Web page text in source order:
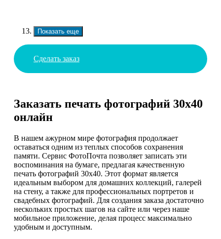
Показать еще
Сделать заказ
Заказать печать фотографий 30х40
онлайн
В нашем ажурном мире фотография продолжает
оставаться одним из теплых способов сохранения
памяти. Сервис ФотоПочта позволяет записать эти
воспоминания на бумаге, предлагая качественную
печать фотографий 30х40. Этот формат является
идеальным выбором для домашних коллекций, галерей
на стену, а также для профессиональных портретов и
свадебных фотографий. Для создания заказа достаточно
нескольких простых шагов на сайте или через наше
мобильное приложение, делая процесс максимально
удобным и доступным.